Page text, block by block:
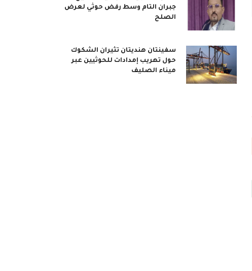
جبران التام وسط رفض حوثي لعرض
الصلح
سفينتان هنديتان تثيران الشكوك
حول تهريب إمدادات للحوثيين عبر
ميناء الصليف